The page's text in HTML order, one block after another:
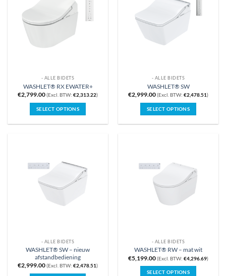
- ALLE BIDETS
WASHLET® RX EWATER+
€2,799.00(Excl. BTW: €2,313.22)
SELECT OPTIONS
- ALLE BIDETS
WASHLET® SW
€2,999.00(Excl. BTW: €2,478.51)
SELECT OPTIONS
- ALLE BIDETS
WASHLET® SW – nieuw
afstandbediening
€2,999.00(Excl. BTW: €2,478.51)
- ALLE BIDETS
WASHLET® RW – mat wit
€5,199.00(Excl. BTW: €4,296.69)
SELECT OPTIONS